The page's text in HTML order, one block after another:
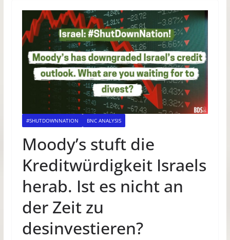
#SHUTDOWNNATION BNC ANALYSIS
Moody’s stuft die
Kreditwürdigkeit Israels
herab. Ist es nicht an
der Zeit zu
desinvestieren?